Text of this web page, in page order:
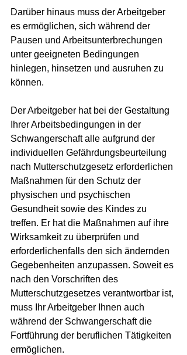
Darüber hinaus muss der Arbeitgeber
es ermöglichen, sich während der
Pausen und Arbeitsunterbrechungen
unter geeigneten Bedingungen
hinlegen, hinsetzen und ausruhen zu
können.
Der Arbeitgeber hat bei der Gestaltung
Ihrer Arbeitsbedingungen in der
Schwangerschaft alle aufgrund der
individuellen Gefährdungsbeurteilung
nach Mutterschutzgesetz erforderlichen
Maßnahmen für den Schutz der
physischen und psychischen
Gesundheit sowie des Kindes zu
treffen. Er hat die Maßnahmen auf ihre
Wirksamkeit zu überprüfen und
erforderlichenfalls den sich ändernden
Gegebenheiten anzupassen. Soweit es
nach den Vorschriften des
Mutterschutzgesetzes verantwortbar ist,
muss Ihr Arbeitgeber Ihnen auch
während der Schwangerschaft die
Fortführung der beruflichen Tätigkeiten
ermöglichen.